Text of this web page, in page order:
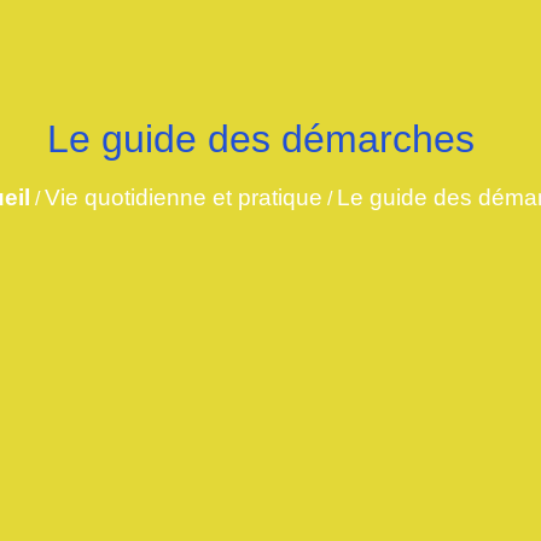
Le guide des démarches
/Vie quotidienne et pratique / Le guide des